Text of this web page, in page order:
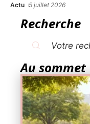
Actu 5 juillet 2026
Recherche
Au sommet